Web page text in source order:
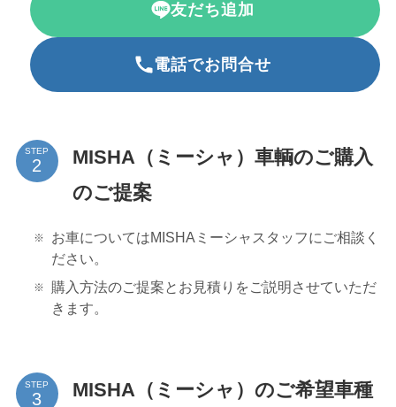
友だち追加
電話でお問合せ
STEP
MISHA（ミーシャ）車輌のご購入
のご提案
お車についてはMISHAミーシャスタッフにご相談く
ださい。
購入方法のご提案とお見積りをご説明させていただ
きます。
STEP
MISHA（ミーシャ）のご希望車種